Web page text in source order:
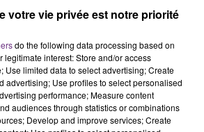
en tout premier lieu aux forces de
sollicitées et dont la réactivité
l’assaillant avant qu’un drame ne
Reims a évidemment une vigilance
avec le Directeur départemental de
le Préfet et le Recteur en matière de
se matérialise par des patrouilles
votre vie privée est notre priorité
do the following data processing based on
legitimate interest: Store and/or access
Use limited data to select advertising; Create
advertising; Use profiles to select personalised
performance; Measure content
audiences through statistics or combinations
Develop and improve services; Create